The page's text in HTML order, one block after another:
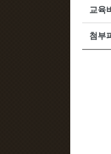
교육비
첨부